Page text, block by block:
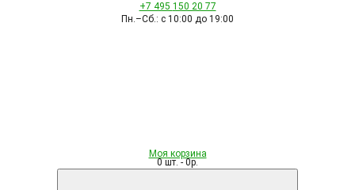
+7 495 150 20 77
Пн.–Сб.: с 10:00 до 19:00
Моя корзина
0 шт. - 0р.